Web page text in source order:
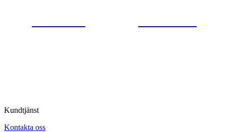
Kundtjänst
Kontakta oss